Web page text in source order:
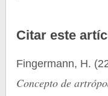
Citar este
Fingermann, H.
Concepto de